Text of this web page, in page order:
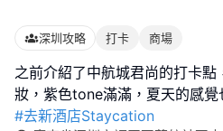
深圳攻略 打卡 商場
之前介紹了中航城君尚的打卡點
#去新酒店Staycation